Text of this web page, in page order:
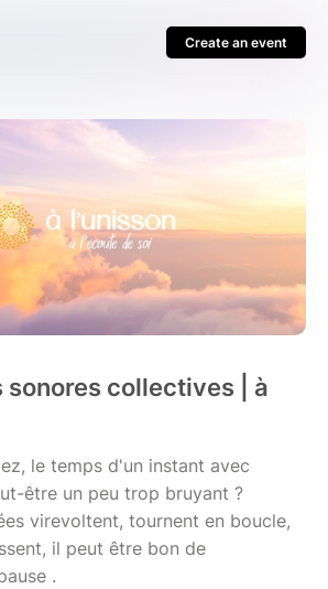
Create an event
sonores collectives | à
le temps d'un instant avec
être un peu trop bruyant ?
virevoltent, tournent en boucle,
il peut être bon de
.